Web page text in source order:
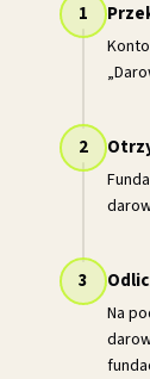
1
2
3
Na